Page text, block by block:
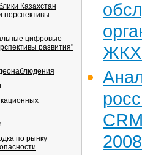
Казахстан
перспективы
цифровые
развития"
по рынку